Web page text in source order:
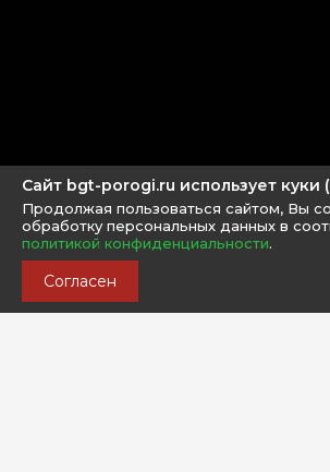
Сайт bgt-porogi.ru использует куки
Продолжая пользоваться сайтом, Вы
обработку персональных данных в
политикой конфиденциальности.
Согласен